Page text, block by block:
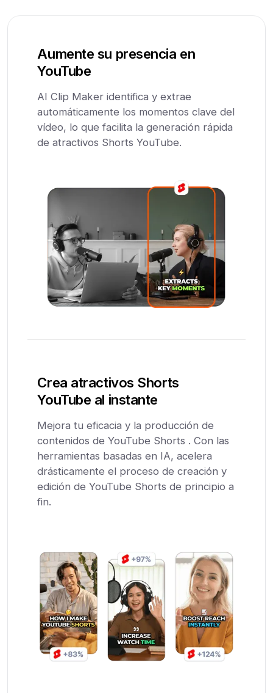
Aumente su presencia en
YouTube
AI Clip Maker identifica y extrae
automáticamente los momentos clave del
vídeo, lo que facilita la generación rápida
de atractivos Shorts YouTube.
Crea atractivos Shorts
YouTube al instante
Mejora tu eficacia y la producción de
contenidos de YouTube Shorts . Con las
herramientas basadas en IA, acelera
drásticamente el proceso de creación y
edición de YouTube Shorts de principio a
fin.